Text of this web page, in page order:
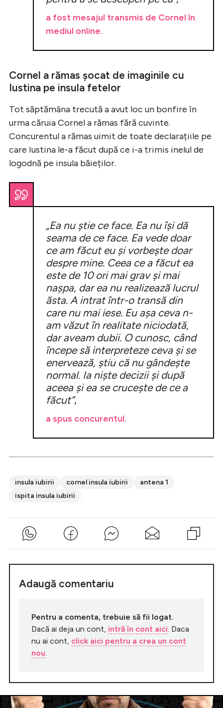
a fost mesajul transmis de Cornel în
mediul online.
Cornel a rămas șocat de imaginile cu
Iustina pe insula fetelor
Tot săptămâna trecută a avut loc un bonfire în
urma căruia Cornel a rămas fără cuvinte.
Concurentul a rămas uimit de toate declarațiile pe
care Iustina le-a făcut după ce i-a trimis inelul de
logodnă pe insula băieților.
„Ea nu știe ce face. Ea nu își dă
seama de ce face. Ea vede doar
ce am făcut eu și vorbește doar
despre mine. Ceea ce a făcut ea
este de 10 ori mai grav și mai
nașpa, dar ea nu realizează lucrul
ăsta. A intrat într-o transă din
care nu mai iese. Eu așa ceva n-
am văzut în realitate niciodată,
dar aveam dubii. O cunosc, când
începe să interpreteze ceva și se
enervează, știu că nu gândește
normal. Ia niște decizii și după
aceea și ea se crucește de ce a
făcut”,
a spus concurentul.
insula iubirii cornel insula iubirii
antena 1
ispita insula iubirii
Adaugă comentariu
Pentru a comenta, trebuie să fii logat.
Dacă ai deja un cont, intră în cont aici . Daca
nu ai cont, click aici pentru a crea un cont
nou